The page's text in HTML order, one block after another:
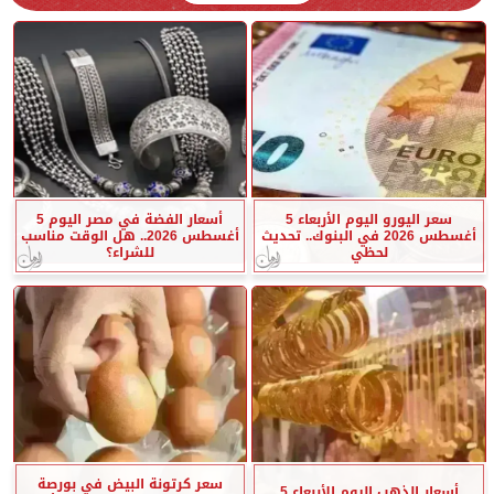
سعر اليورو اليوم الأربعاء 5
أغسطس 2026 في البنوك.. تحديث
لحظي
أسعار الفضة في مصر اليوم 5
أغسطس 2026.. هل الوقت مناسب
للشراء؟
سعر كرتونة البيض في بورصة